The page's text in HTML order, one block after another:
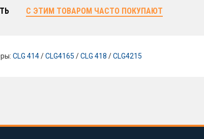
С ЭТИМ ТОВАРОМ ЧАСТО ПОКУПАЮТ
CLG 414/CLG4165 /CLG 418 /CLG4215